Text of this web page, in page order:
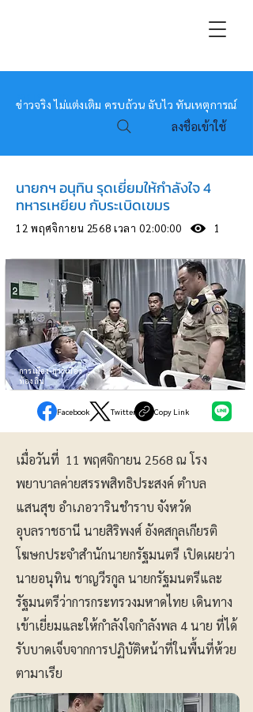
หมอข่าว
ข่าวจริง ไม่แต่งเติม ครบถ้วน ฉับไว ทันเหตุการณ์
ลงชื่อเข้าใช้
นายกฯ อนุทิน รุดเยี่ยมให้กำลังใจ 4
ทหารเหยียบ กับระเบิดเขมร
12 พฤศจิกายน 2568 เวลา 02:00:00 1
การเมือง-การเมือง
ท้องถิ่น
Facebook Twitter Copy Link
เมื่อวันที่ 11 พฤศจิกายน 2568 ณ โรง
พยาบาลค่ายสรรพสิทธิประสงค์ ตำบล
แสนสุข อำเภอวารินชำราบ จังหวัด
อุบลราชธานี นายสิริพงศ์ อังคสกุลเกียรติ
โฆษกประจำสำนักนายกรัฐมนตรี เปิดเผยว่า
นายอนุทิน ชาญวีรกูล นายกรัฐมนตรีและ
รัฐมนตรีว่าการกระทรวงมหาดไทย เดินทาง
เข้าเยี่ยมและให้กำลังใจกำลังพล 4 นาย ที่ได้
รับบาดเจ็บจากการปฏิบัติหน้าที่ในพื้นที่ห้วย
ตามาเรีย